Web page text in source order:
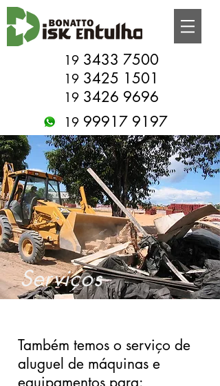
19 3433 7500
19 3425 1501
19 3426 9696
19 99917 9197
Serviços
Também temos o serviço de
aluguel de máquinas e
equipamentos para: